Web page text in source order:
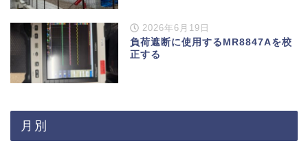
2026年6月19日
負荷遮断に使用するMR8847Aを校
正する
月別